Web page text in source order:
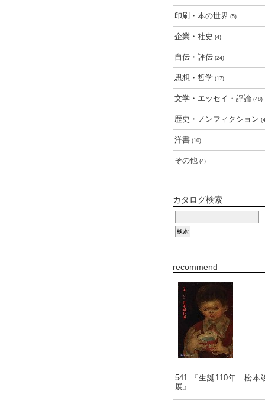
印刷・本の世界 (5)
企業・社史 (4)
自伝・評伝 (24)
思想・哲学 (17)
文学・エッセイ・評論 (48)
歴史・ノンフィクション
洋書 (10)
その他 (4)
カタログ検索
recommend
541 『生誕110年 松本
展』